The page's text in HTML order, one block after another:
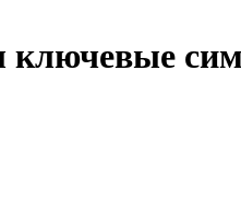
ключевые